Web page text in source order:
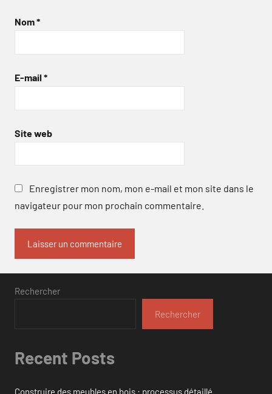
Nom*
E-mail *
Site web
Enregistrer mon nom, mon e-mail et mon site dans le
navigateur pour mon prochain commentaire.
Rechercher
Rechercher
Recent Posts
Construire des meubles en bois : processus détaillé